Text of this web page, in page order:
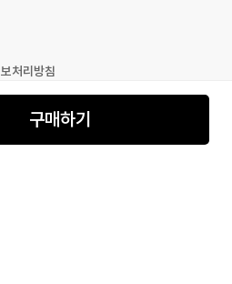
구매하기
처리방침
정보처리기기 운영관리 방침